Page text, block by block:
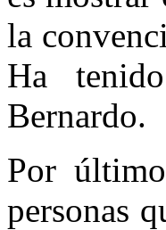
la
Ha
Bernardo.
Por
personas